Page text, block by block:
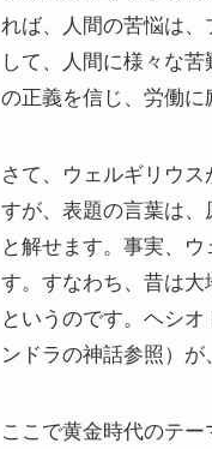
れば、人間の苦悩は
して、人間に様々な
の正義を信じ、労働に
さて、ウェルギリウ
すが、表題の言葉は
と解せます。事実、
す。すなわち、昔は大
というのです。ヘシ
ンドラの神話参照）
ここで黄金時代のテ